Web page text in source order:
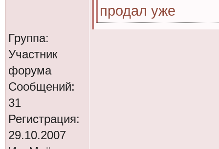
Группа:
Участник
форума
Сообщений:
31
Регистрация:
29.10.2007
продал уже